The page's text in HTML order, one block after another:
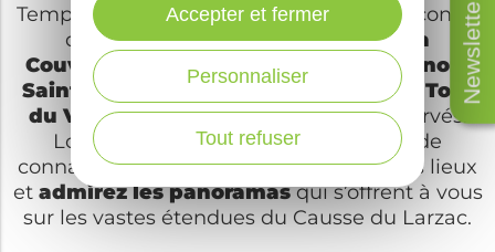
Newsletter
Templiers et Hospitaliers, partez à la rencontre
de ces 5 villages fortifiés que sont
La
Couvertoirade, Sainte-Eulalie-de-Cernon,
Saint-Jean d’Alcas, La Cavalerie et la Tour
du Viala du Pas de Jauxsi bien conservés.
Lors de votre visite, prenez le temps de
connaître l’histoire exceptionnelle de ces lieux
et admirez les panoramasqui s’offrent à vous
sur les vastes étendues du Causse du Larzac.
Tout refuser
Personnaliser
Accepter et fermer